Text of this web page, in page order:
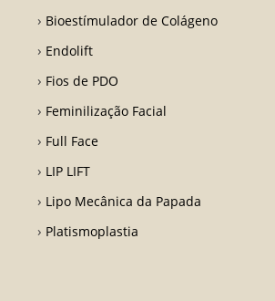
Bioestímulador de Colágeno
Endolift
Fios de PDO
Feminilização Facial
Full Face
LIP LIFT
Lipo Mecânica da Papada
Platismoplastia